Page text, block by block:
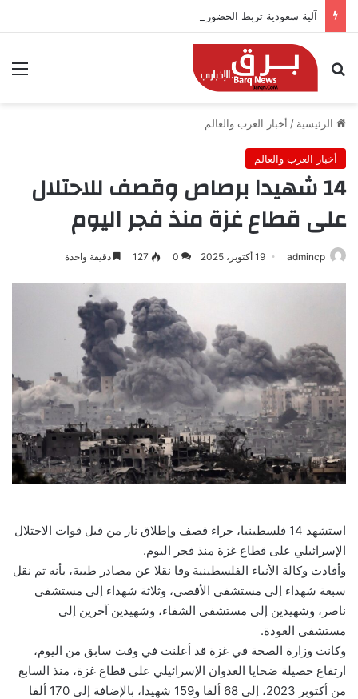
آلية سعودية تربط الحضور باجتياز الدورات
بحث عن
الرئيسية / أخبار العرب والعالم
أخبار العرب والعالم
14 شهيدا برصاص وقصف للاحتلال
على قطاع غزة منذ فجر اليوم
admincp 19 أكتوبر، 2025 0
127 دقيقة واحدة
استشهد 14 فلسطينيا، جراء قصف وإطلاق نار من قبل قوات الاحتلال
الإسرائيلي على قطاع غزة منذ فجر اليوم.
وأفادت وكالة الأنباء الفلسطينية وفا نقلا عن مصادر طبية، بأنه تم نقل
سبعة شهداء إلى مستشفى الأقصى، وثلاثة شهداء إلى مستشفى
ناصر، وشهيدين إلى مستشفى الشفاء، وشهيدين آخرين إلى
مستشفى العودة.
وكانت وزارة الصحة في غزة قد أعلنت في وقت سابق من اليوم،
ارتفاع حصيلة ضحايا العدوان الإسرائيلي على قطاع غزة، منذ السابع
من أكتوبر 2023، إلى 68 ألفا و159 شهيدا، بالإضافة إلى 170 ألفا